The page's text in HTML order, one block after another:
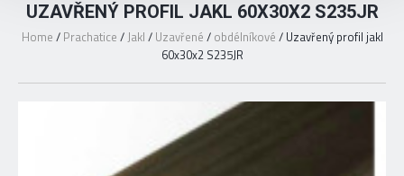
UZAVŘENÝ PROFIL JAKL 60X30X2 S235JR
Home / Prachatice /Jakl / Uzavřené / obdélníkové / Uzavřený profil jakl
60x30x2 S235JR